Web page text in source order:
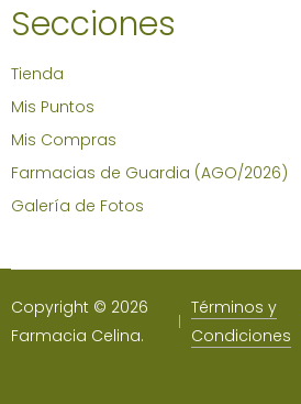
Secciones
Tienda
Mis Puntos
Mis Compras
Farmacias de Guardia (AGO/2026)
Galería de Fotos
Copyright © 2026
Farmacia Celina.
Términos y
Condiciones